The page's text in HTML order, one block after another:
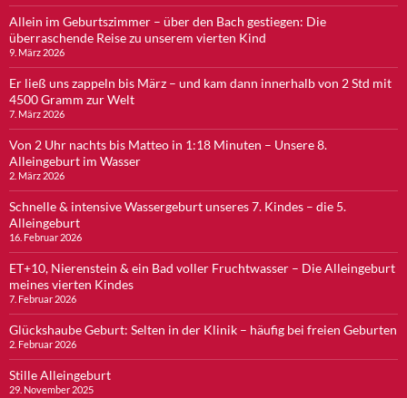
Allein im Geburtszimmer – über den Bach gestiegen: Die
überraschende Reise zu unserem vierten Kind
9. März 2026
Er ließ uns zappeln bis März – und kam dann innerhalb von 2 Std mit
4500 Gramm zur Welt
7. März 2026
Von 2 Uhr nachts bis Matteo in 1:18 Minuten – Unsere 8.
Alleingeburt im Wasser
2. März 2026
Schnelle & intensive Wassergeburt unseres 7. Kindes – die 5.
Alleingeburt
16. Februar 2026
ET+10, Nierenstein & ein Bad voller Fruchtwasser – Die Alleingeburt
meines vierten Kindes
7. Februar 2026
Glückshaube Geburt: Selten in der Klinik – häufig bei freien Geburten
2. Februar 2026
Stille Alleingeburt
29. November 2025